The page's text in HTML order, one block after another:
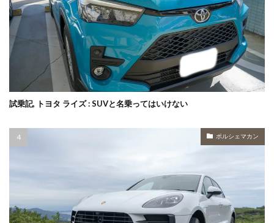
試乗記, トヨタ ライズ : SUVと名乗ってはいけない
ポルシェマカン